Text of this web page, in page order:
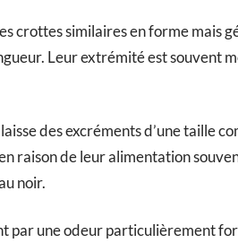
crottes similaires en forme mais
Leur extrémité est souvent
des excréments d’une taille
raison de leur alimentation
noir.
par une odeur particulièrement